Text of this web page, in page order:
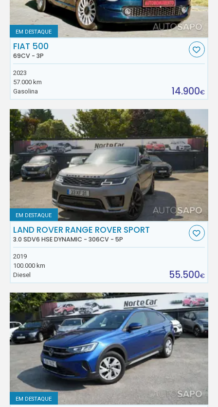
EM DESTAQUE
FIAT 500
69CV - 3P
2023
57.000 km
Gasolina
14.900€
EM DESTAQUE
LAND ROVER RANGE ROVER SPORT
3.0 SDV6 HSE DYNAMIC - 306CV - 5P
2019
100.000 km
Diesel
55.500€
EM DESTAQUE